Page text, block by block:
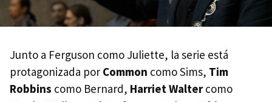
Junto a Ferguson como Juliette, la serie está
protagonizada por Common como Sims, Tim
Robbins como Bernard, Harriet Waltercomo